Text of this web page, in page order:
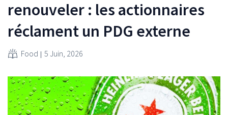
renouveler : les actionnaires
réclament un PDG externe
Food 5 Juin, 2026